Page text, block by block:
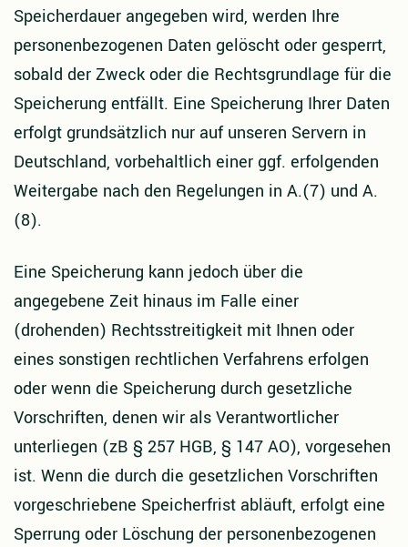
Speicherdauer angegeben wird, werden Ihre
personenbezogenen Daten gelöscht oder gesperrt,
sobald der Zweck oder die Rechtsgrundlage für die
Speicherung entfällt. Eine Speicherung Ihrer Daten
erfolgt grundsätzlich nur auf unseren Servern in
Deutschland, vorbehaltlich einer ggf. erfolgenden
Weitergabe nach den Regelungen in A.(7) und A.
(8).
Eine Speicherung kann jedoch über die
angegebene Zeit hinaus im Falle einer
(drohenden) Rechtsstreitigkeit mit Ihnen oder
eines sonstigen rechtlichen Verfahrens erfolgen
oder wenn die Speicherung durch gesetzliche
Vorschriften, denen wir als Verantwortlicher
unterliegen (zB § 257 HGB, § 147 AO), vorgesehen
ist. Wenn die durch die gesetzlichen Vorschriften
vorgeschriebene Speicherfrist abläuft, erfolgt eine
Sperrung oder Löschung der personenbezogenen